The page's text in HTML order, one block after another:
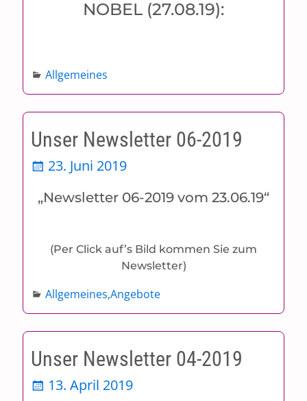
NOBEL (27.08.19):
Allgemeines
Unser Newsletter 06-2019
23. Juni 2019
„Newsletter 06-2019 vom 23.06.19“
(Per Click auf’s Bild kommen Sie zum
Newsletter)
Allgemeines,Angebote
Unser Newsletter 04-2019
13. April 2019